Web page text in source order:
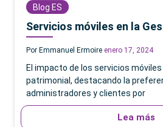
Blog ES
Servicios móviles en la
Por Emmanuel Ermoire enero 17, 2024
El impacto de los servicios
patrimonial, destacando la
administradores y clientes por
Lea más